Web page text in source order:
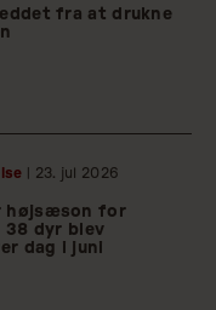
fra at drukne
| 23. jul 2026
højsæson for
38 dyr blev
dag i juni